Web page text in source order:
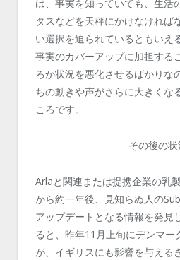
は、事実を知っていても、生活
タスなどを天秤にかけなければ
い選択を迫られているともいえ
事実のカバーアップに加担する
ろか状況を悪化させるばかりな
ちの動きや声がさらに大きくな
ころです。
その後の状
Arlaと関連または提携企業の乳
から約一年後、見知らぬ人の
アップデートとなる情報を発見
ると、昨年11 月上旬にデンマー
が、イギリスにも影響を与える